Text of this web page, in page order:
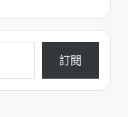
訂閱